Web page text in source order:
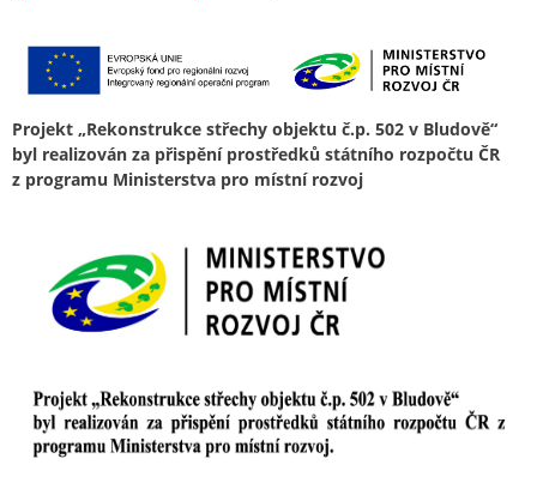
Projekt „Rekonstrukce střechy objektu č.p. 502 v Bludově“
byl realizován za přispění prostředků státního rozpočtu ČR
z programu Ministerstva pro místní rozvoj